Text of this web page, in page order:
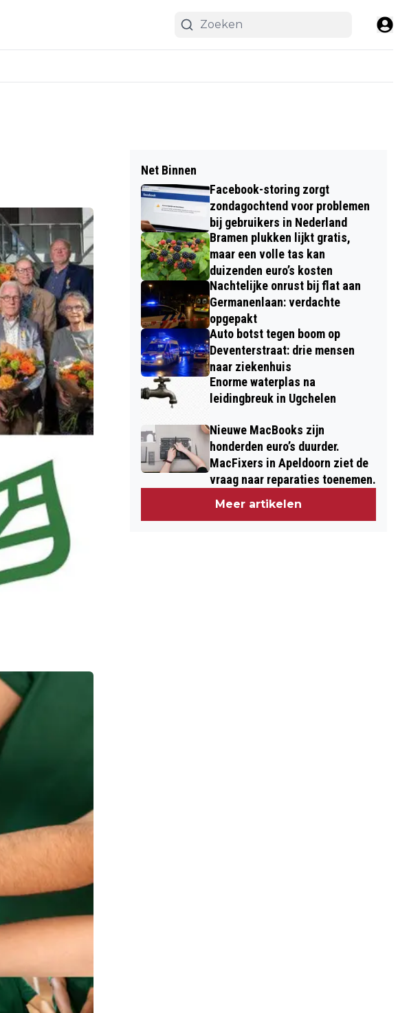
Net Binnen
Facebook-storing zorgt
zondagochtend voor problemen
bij gebruikers in Nederland
Bramen plukken lijkt gratis,
maar een volle tas kan
duizenden euro’s kosten
Nachtelijke onrust bij flat aan
Germanenlaan: verdachte
opgepakt
Auto botst tegen boom op
Deventerstraat: drie mensen
naar ziekenhuis
Enorme waterplas na
leidingbreuk in Ugchelen
Nieuwe MacBooks zijn
honderden euro’s duurder.
MacFixers in Apeldoorn ziet de
vraag naar reparaties toenemen.
Meer artikelen